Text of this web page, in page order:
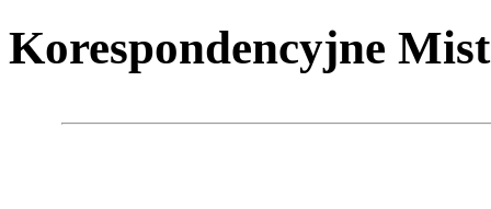
Korespondencyjne